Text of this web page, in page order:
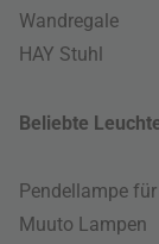
Wandregale
HAY Stuhl
Beliebte
Pendellampe
Muuto Lampen